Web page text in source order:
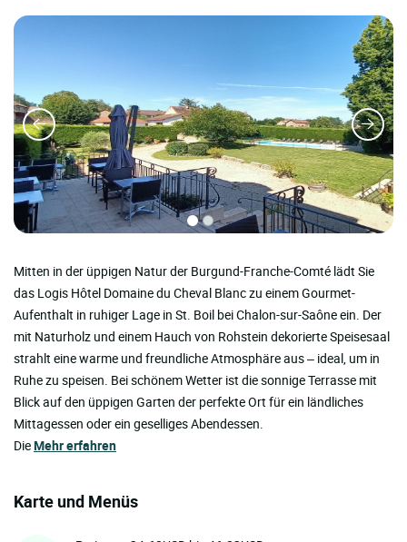
Mitten in der üppigen Natur der Burgund-Franche-Comté lädt Sie
das Logis Hôtel Domaine du Cheval Blanc zu einem Gourmet-
Aufenthalt in ruhiger Lage in St. Boil bei Chalon-sur-Saône ein. Der
mit Naturholz und einem Hauch von Rohstein dekorierte Speisesaal
strahlt eine warme und freundliche Atmosphäre aus – ideal, um in
Ruhe zu speisen. Bei schönem Wetter ist die sonnige Terrasse mit
Blick auf den üppigen Garten der perfekte Ort für ein ländliches
Mittagessen oder ein geselliges Abendessen.
DieMehr erfahren
Karte und Menüs